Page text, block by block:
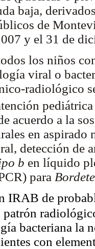
baja,
de
y el 31 de
los niños
viral o
radiológico
acuerdo a la
en
detección de
b en líquido
para
IRAB de
patrón
bacteriana la
con